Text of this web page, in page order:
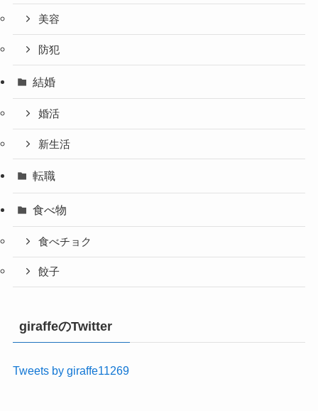
美容
防犯
結婚
婚活
新生活
転職
食べ物
食べチョク
餃子
giraffeのTwitter
Tweets by giraffe11269